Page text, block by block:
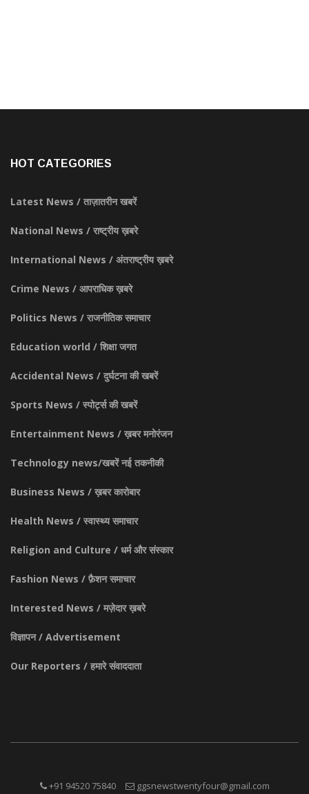
HOT CATEGORIES
Latest News / ताज़ातरीन खबरें
National News / राष्ट्रीय ख़बरे
International News / अंतराष्ट्रीय ख़बरे
Crime News / आपराधिक ख़बरे
Politics News / राजनीतिक समाचार
Education world / शिक्षा जगत
Accidental News / दुर्घटना की खबरें
Sports News / स्पोर्ट्स की खबरें
Entertainment News / ख़बर मनोरंजन
Technology news/खबरें नई तकनीकी
Business News / ख़बर कारोबार
Health News / स्वास्थ्य समाचार
Religion and Culture / धर्म और संस्कार
Fashion News / फ़ैशन समाचार
Interested News / मज़ेदार ख़बरे
विज्ञापन / Advertisement
Our Reporters / हमारे संवाददाता
+91 94520 75840 ggsnewstwentyfour@gmail.com